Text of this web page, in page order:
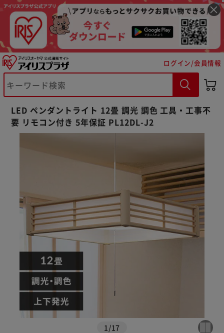
ログイン/会員情報
LED ペンダントライト 12畳 調光 調色 工具・工事不
要 リモコン付き 5年保証 PL12DL-J2
1 /17
カートに入れる 購入手続きへ